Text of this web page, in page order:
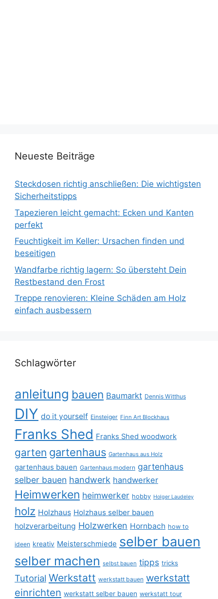
Neueste Beiträge
Steckdosen richtig anschließen: Die wichtigsten
Sicherheitstipps
Tapezieren leicht gemacht: Ecken und Kanten
perfekt
Feuchtigkeit im Keller: Ursachen finden und
beseitigen
Wandfarbe richtig lagern: So übersteht Dein
Restbestand den Frost
Treppe renovieren: Kleine Schäden am Holz
einfach ausbessern
Schlagwörter
anleitung bauen Baumarkt Dennis Witthus
DIY do it yourself Einsteiger Finn Art Blockhaus
Franks Shed Franks Shed woodwork
garten gartenhaus Gartenhaus aus Holz
gartenhaus bauen Gartenhaus modern gartenhaus
selber bauen handwerk handwerker
Heimwerken heimwerker hobby Holger Laudeley
holz Holzhaus Holzhaus selber bauen
holzverarbeitung Holzwerken Hornbach how to
ideen kreativ Meisterschmiede selber bauen
selber machen selbst bauen tipps tricks
Tutorial Werkstatt werkstatt bauen werkstatt
einrichten werkstatt selber bauen werkstatt tour